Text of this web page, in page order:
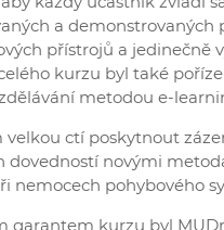
a demonstrovaných
přístrojů a jedinečně
kurzu byl také
metodou e-
velkou ctí poskytnout
dovedností novými
nemocech pohybového
garantem kurzu byl